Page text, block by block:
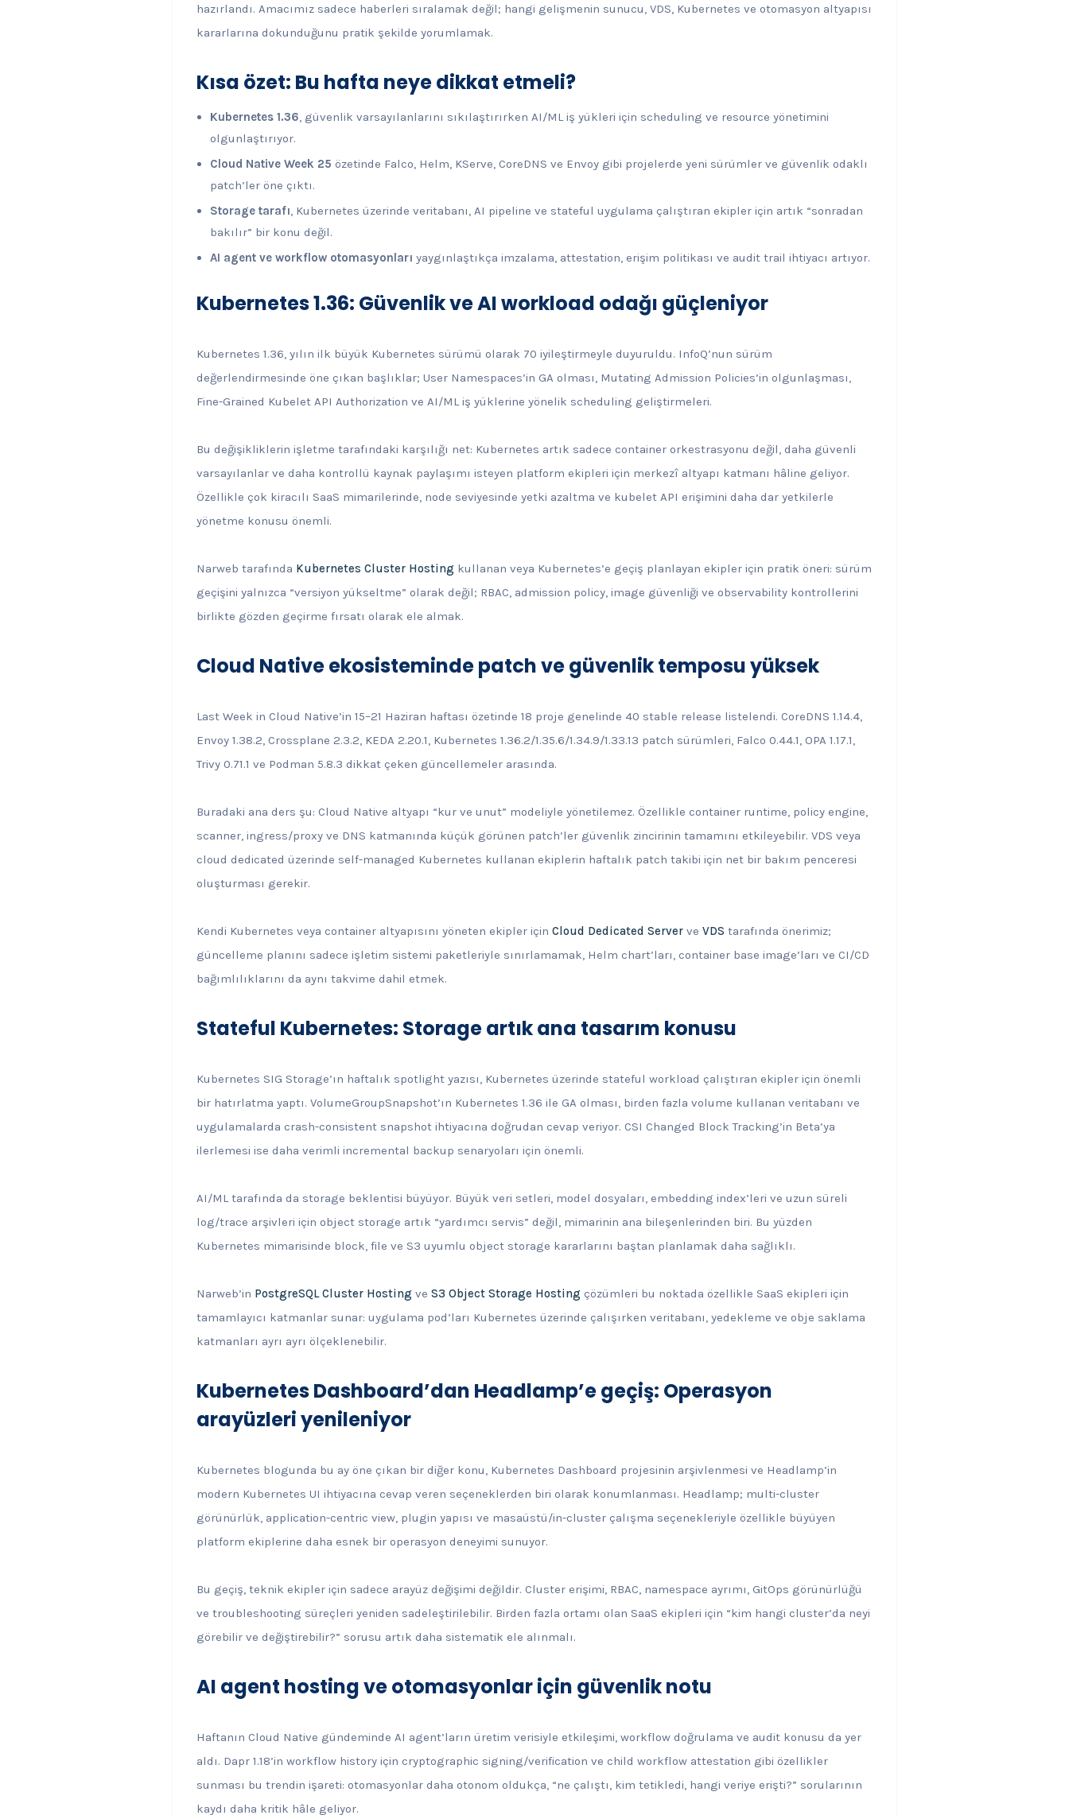
hazırlandı. Amacımız sadece haberleri sıralamak değil; hangi gelişmenin sunucu, VDS, Kubernetes ve otomasyon altyapısı
kararlarına dokunduğunu pratik şekilde yorumlamak.
Kısa özet: Bu hafta neye dikkat etmeli?
Kubernetes 1.36, güvenlik varsayılanlarını sıkılaştırırken AI/ML iş yükleri için scheduling ve resource yönetimini
olgunlaştırıyor.
Cloud Native Week 25 özetinde Falco, Helm, KServe, CoreDNS ve Envoy gibi projelerde yeni sürümler ve güvenlik odaklı
patch’ler öne çıktı.
Storage tarafı, Kubernetes üzerinde veritabanı, AI pipeline ve stateful uygulama çalıştıran ekipler için artık “sonradan
bakılır” bir konu değil.
AI agent ve workflow otomasyonları yaygınlaştıkça imzalama, attestation, erişim politikası ve audit trail ihtiyacı artıyor.
Kubernetes 1.36: Güvenlik ve AI workload odağı güçleniyor
Kubernetes 1.36, yılın ilk büyük Kubernetes sürümü olarak 70 iyileştirmeyle duyuruldu. InfoQ’nun sürüm
değerlendirmesinde öne çıkan başlıklar; User Namespaces’in GA olması, Mutating Admission Policies’in olgunlaşması,
Fine-Grained Kubelet API Authorization ve AI/ML iş yüklerine yönelik scheduling geliştirmeleri.
Bu değişikliklerin işletme tarafındaki karşılığı net: Kubernetes artık sadece container orkestrasyonu değil, daha güvenli
varsayılanlar ve daha kontrollü kaynak paylaşımı isteyen platform ekipleri için merkezî altyapı katmanı hâline geliyor.
Özellikle çok kiracılı SaaS mimarilerinde, node seviyesinde yetki azaltma ve kubelet API erişimini daha dar yetkilerle
yönetme konusu önemli.
Narweb tarafında Kubernetes Cluster Hosting kullanan veya Kubernetes’e geçiş planlayan ekipler için pratik öneri: sürüm
geçişini yalnızca “versiyon yükseltme” olarak değil; RBAC, admission policy, image güvenliği ve observability kontrollerini
birlikte gözden geçirme fırsatı olarak ele almak.
Cloud Native ekosisteminde patch ve güvenlik temposu yüksek
Last Week in Cloud Native’in 15–21 Haziran haftası özetinde 18 proje genelinde 40 stable release listelendi. CoreDNS 1.14.4,
Envoy 1.38.2, Crossplane 2.3.2, KEDA 2.20.1, Kubernetes 1.36.2/1.35.6/1.34.9/1.33.13 patch sürümleri, Falco 0.44.1, OPA 1.17.1,
Trivy 0.71.1 ve Podman 5.8.3 dikkat çeken güncellemeler arasında.
Buradaki ana ders şu: Cloud Native altyapı “kur ve unut” modeliyle yönetilemez. Özellikle container runtime, policy engine,
scanner, ingress/proxy ve DNS katmanında küçük görünen patch’ler güvenlik zincirinin tamamını etkileyebilir. VDS veya
cloud dedicated üzerinde self-managed Kubernetes kullanan ekiplerin haftalık patch takibi için net bir bakım penceresi
oluşturması gerekir.
Kendi Kubernetes veya container altyapısını yöneten ekipler için Cloud Dedicated Server ve VDS tarafında önerimiz;
güncelleme planını sadece işletim sistemi paketleriyle sınırlamamak, Helm chart’ları, container base image’ları ve CI/CD
bağımlılıklarını da aynı takvime dahil etmek.
Stateful Kubernetes: Storage artık ana tasarım konusu
Kubernetes SIG Storage’ın haftalık spotlight yazısı, Kubernetes üzerinde stateful workload çalıştıran ekipler için önemli
bir hatırlatma yaptı. VolumeGroupSnapshot’ın Kubernetes 1.36 ile GA olması, birden fazla volume kullanan veritabanı ve
uygulamalarda crash-consistent snapshot ihtiyacına doğrudan cevap veriyor. CSI Changed Block Tracking’in Beta’ya
ilerlemesi ise daha verimli incremental backup senaryoları için önemli.
AI/ML tarafında da storage beklentisi büyüyor. Büyük veri setleri, model dosyaları, embedding index’leri ve uzun süreli
log/trace arşivleri için object storage artık “yardımcı servis” değil, mimarinin ana bileşenlerinden biri. Bu yüzden
Kubernetes mimarisinde block, file ve S3 uyumlu object storage kararlarını baştan planlamak daha sağlıklı.
Narweb’in PostgreSQL Cluster Hosting ve S3 Object Storage Hosting çözümleri bu noktada özellikle SaaS ekipleri için
tamamlayıcı katmanlar sunar: uygulama pod’ları Kubernetes üzerinde çalışırken veritabanı, yedekleme ve obje saklama
katmanları ayrı ayrı ölçeklenebilir.
Kubernetes Dashboard’dan Headlamp’e geçiş: Operasyon
arayüzleri yenileniyor
Kubernetes blogunda bu ay öne çıkan bir diğer konu, Kubernetes Dashboard projesinin arşivlenmesi ve Headlamp’in
modern Kubernetes UI ihtiyacına cevap veren seçeneklerden biri olarak konumlanması. Headlamp; multi-cluster
görünürlük, application-centric view, plugin yapısı ve masaüstü/in-cluster çalışma seçenekleriyle özellikle büyüyen
platform ekiplerine daha esnek bir operasyon deneyimi sunuyor.
Bu geçiş, teknik ekipler için sadece arayüz değişimi değildir. Cluster erişimi, RBAC, namespace ayrımı, GitOps görünürlüğü
ve troubleshooting süreçleri yeniden sadeleştirilebilir. Birden fazla ortamı olan SaaS ekipleri için “kim hangi cluster’da neyi
görebilir ve değiştirebilir?” sorusu artık daha sistematik ele alınmalı.
AI agent hosting ve otomasyonlar için güvenlik notu
Haftanın Cloud Native gündeminde AI agent’ların üretim verisiyle etkileşimi, workflow doğrulama ve audit konusu da yer
aldı. Dapr 1.18’in workflow history için cryptographic signing/verification ve child workflow attestation gibi özellikler
sunması bu trendin işareti: otomasyonlar daha otonom oldukça, “ne çalıştı, kim tetikledi, hangi veriye erişti?” sorularının
kaydı daha kritik hâle geliyor.